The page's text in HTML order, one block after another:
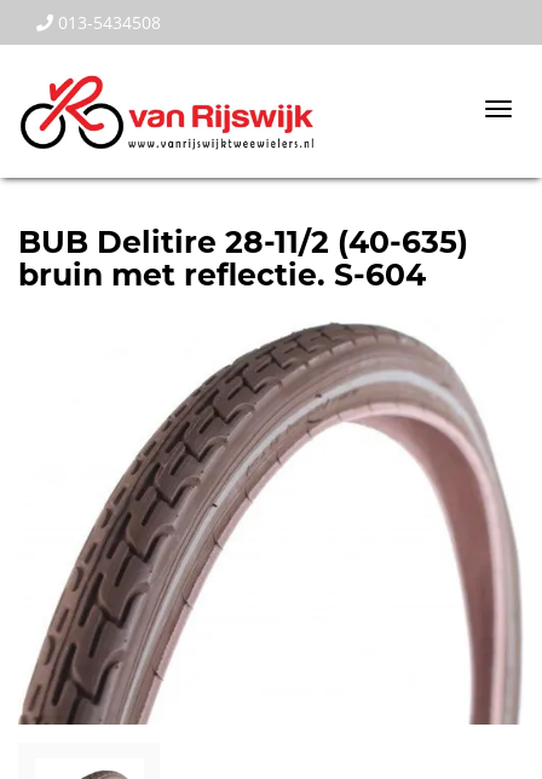
013-5434508
BUB Delitire 28-11/2 (40-635)
bruin met reflectie. S-604